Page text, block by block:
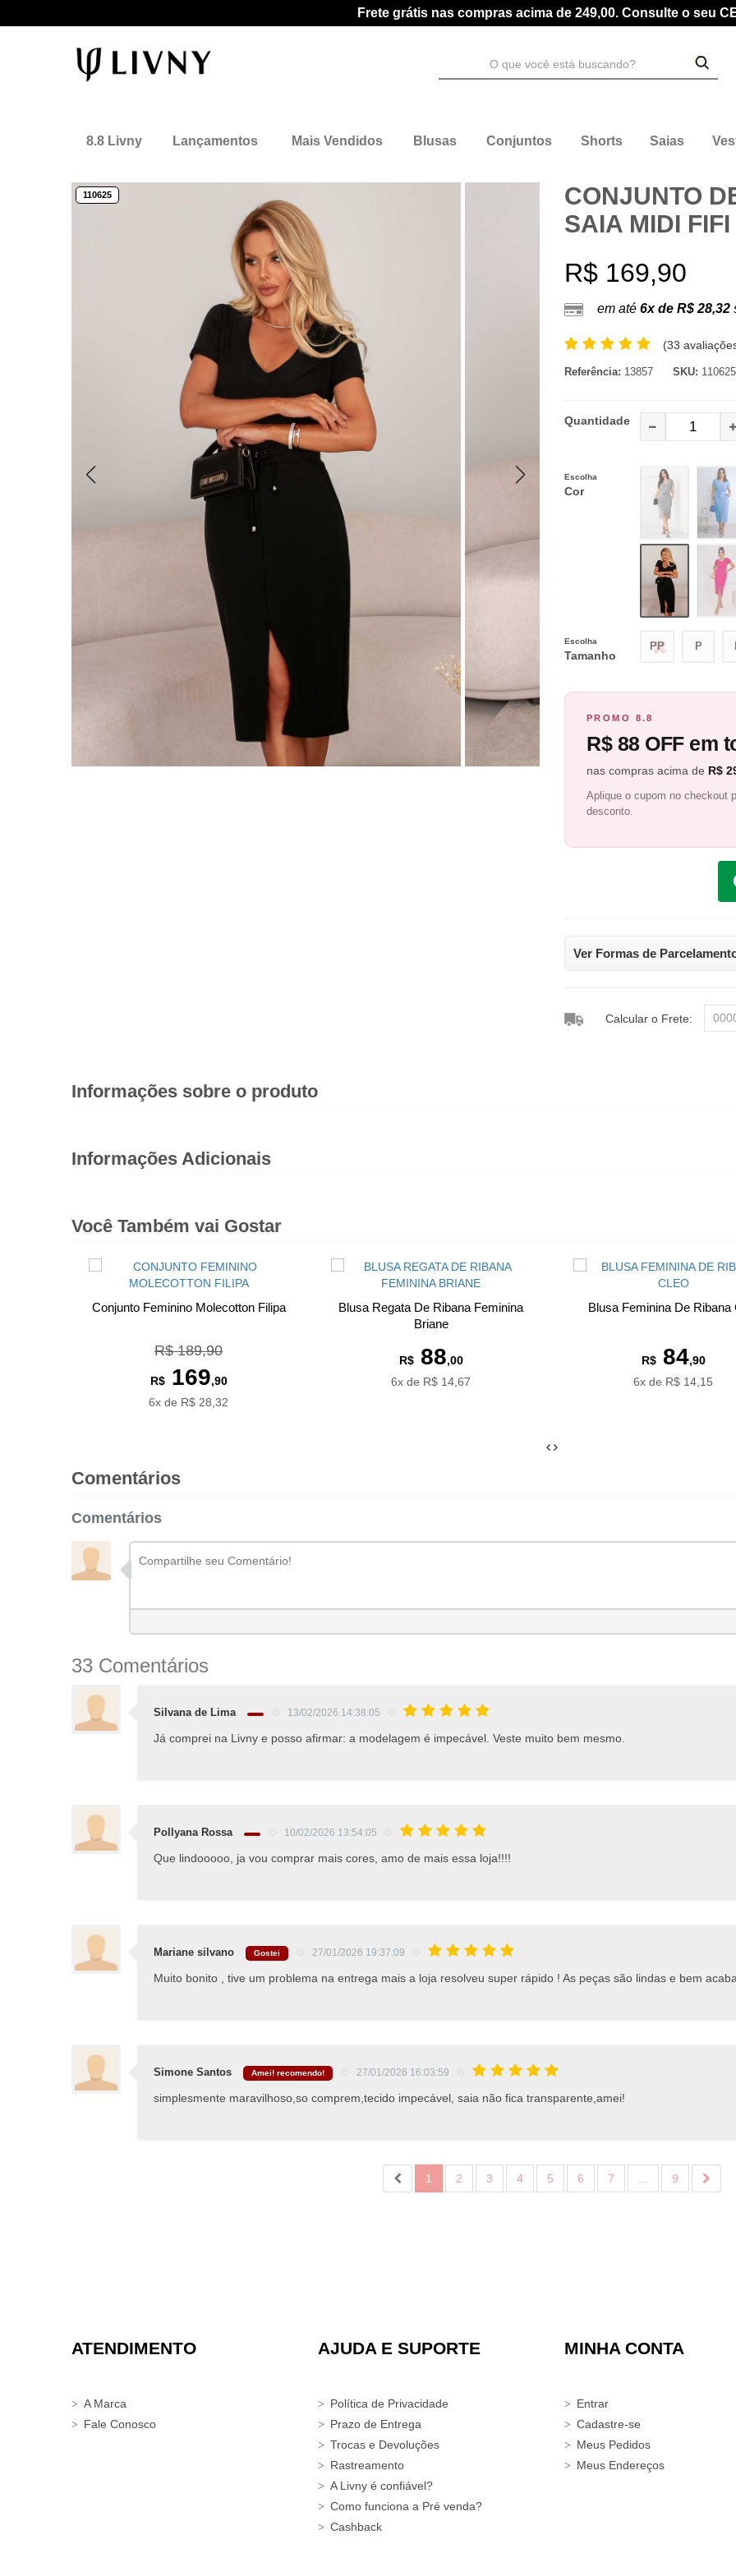
Frete grátis nas compras acima de 249,00. Consulte o seu
8.8 Livny Lançamentos Mais Vendidos Blusas Conjuntos Shorts Saias
110625
CONJUNTO
SAIA MIDI FIFI
R$ 169,90
em até 6x de R$ 28,32
(33
Referência: 13857 SKU: 110625
Quantidade
Escolha
Cor
Escolha
Tamanho
PP P
PROMO 8.8
R$ 88 OFF em
nas compras acima de R$
Aplique o cupom no checkout
desconto.
Ver Formas de
Calcular o Frete:
Informações sobre o produto
Informações Adicionais
Você Também vai Gostar
Conjunto Feminino Molecotton Filipa
R$ 189,90
R$169,90
6x de R$ 28,32
Blusa Regata De Ribana Feminina
Briane
R$88,00
6x de R$ 14,67
Blusa Feminina De Ribana
R$84,90
6x de R$ 14,15
Comentários
Comentários
33 Comentários
Silvana de Lima 13/02/2026 14:38:05
Já comprei na Livny e posso afirmar: a modelagem é impecável. Veste muito bem mesmo.
Pollyana Rossa 10/02/2026 13:54:05
Que lindooooo, ja vou comprar mais cores, amo de mais essa loja!!!!
Mariane silvano Gostei 27/01/2026 19:37:09
Muito bonito , tive um problema na entrega mais a loja resolveu super rápido ! As peças são lindas e bem
Simone Santos Amei! recomendo! 27/01/2026 16:03:59
simplesmente maravilhoso,so comprem,tecido impecável, saia não fica transparente,amei!
1 2 3 4 5 6 7 9
ATENDIMENTO
A Marca
Fale Conosco
AJUDA E SUPORTE
Política de Privacidade
Prazo de Entrega
Trocas e Devoluções
Rastreamento
A Livny é confiável?
Como funciona a Pré venda?
Cashback
MINHA CONTA
Entrar
Cadastre-se
Meus Pedidos
Meus Endereços